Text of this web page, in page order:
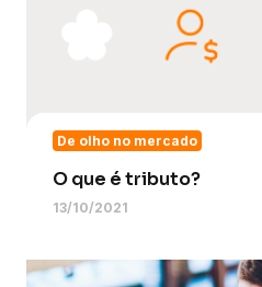
De olho no mercado
O que é tributo?
13/10/2021